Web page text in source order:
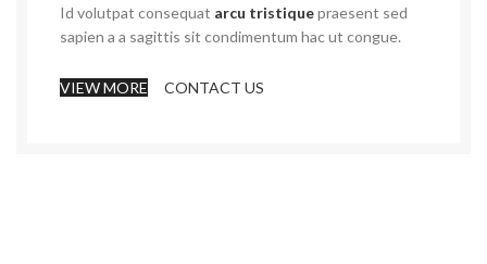
Id volutpat consequat arcu tristiquepraesent sed
sapien a a sagittis sit condimentum hac ut congue.
VIEW MORE CONTACT US